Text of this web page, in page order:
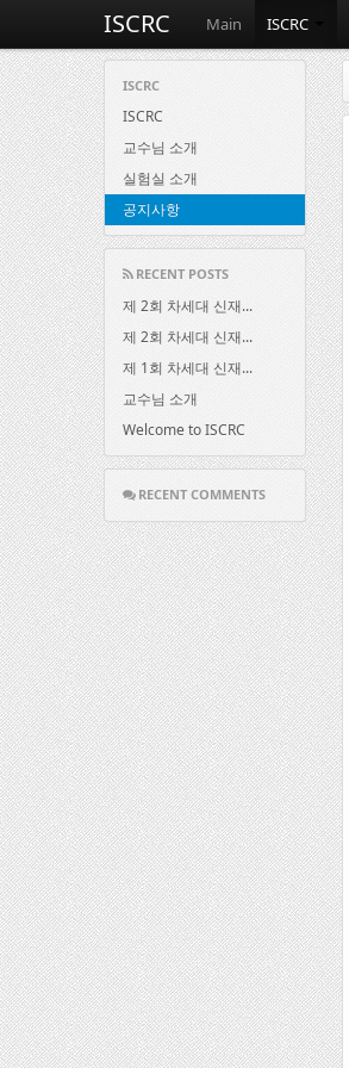
ISCRC Main ISCRC
ISCRC
ISCRC
교수님 소개
실험실 소개
공지사항
RECENT POSTS
제 2회 차세대 신재...
제 2회 차세대 신재...
제 1회 차세대 신재...
교수님 소개
Welcome to ISCRC
RECENT COMMENTS